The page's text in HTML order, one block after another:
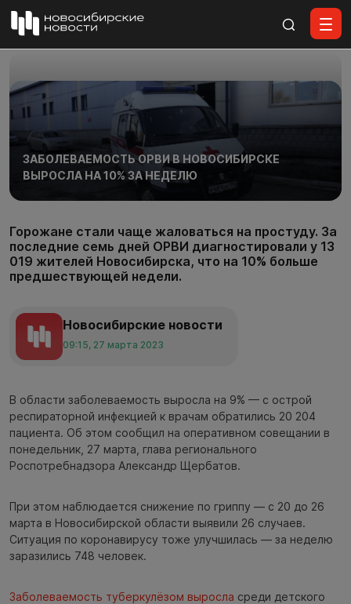
ЗАБОЛЕВАЕМОСТЬ ОРВИ В НОВОСИБИРСКЕ
ВЫРОСЛА НА 10% ЗА НЕДЕЛЮ
Горожане стали чаще жаловаться на простуду. За
последние семь дней ОРВИ диагностировали у 13
019 жителей Новосибирска, что на 10% больше
предшествующей недели.
Новосибирские новости
09:15, 27 марта 2023
В области заболеваемость выросла на 9% — с острой
респираторной инфекцией к врачам обратились 20 204
пациента. Об этом сообщил на оперативном совещании в
понедельник, 27 марта, глава регионального
Роспотребнадзора Александр Щербатов.
При этом наблюдается снижение по гриппу — с 20 до 26
марта в Новосибирской области выявили 26 случаев.
Ситуация по коронавирусу тоже улучшилась — за неделю
заразились 748 человек.
Заболеваемость туберкулёзом выросла среди детского